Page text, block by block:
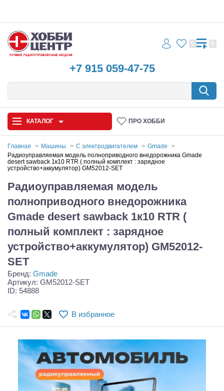
+7 915 059-47-75
0 0
КАТАЛОГ ПРО ХОББИ
Автомодели
Запчасти и аксессуары
Игрушки
Самолеты
Квадрокоптеры
Судомодели
Конструкторы
Аппаратура и электроника
Зарядные устройства и блоки питания
Двигатели
Главная Машины С электродвигателем
Gmade
Радиоуправляемая модель полноприводного внедорожника Gmade
desert sawback 1к10 RTR ( полный комплект : зарядное
устройство+аккумулятор) GM52012-SET
Радиоуправляемая модель
полноприводного внедорожника
Gmade desert sawback 1к10 RTR (
полный комплект : зарядное
устройство+аккумулятор) GM52012-
SET
Бренд: Gmade
Артикул: GM52012-SET
ID: 54888
В избранное